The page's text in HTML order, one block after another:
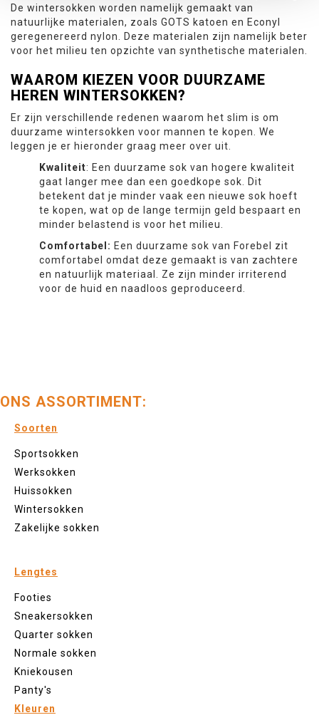
De wintersokken worden namelijk gemaakt van
natuurlijke materialen, zoals GOTS katoen en Econyl
geregenereerd nylon. Deze materialen zijn namelijk beter
voor het milieu ten opzichte van synthetische materialen.
WAAROM KIEZEN VOOR DUURZAME
HEREN WINTERSOKKEN?
Er zijn verschillende redenen waarom het slim is om
duurzame wintersokken voor mannen te kopen. We
leggen je er hieronder graag meer over uit.
Kwaliteit: Een duurzame sok van hogere kwaliteit
gaat langer mee dan een goedkope sok. Dit
betekent dat je minder vaak een nieuwe sok hoeft
te kopen, wat op de lange termijn geld bespaart en
minder belastend is voor het milieu.
Comfortabel: Een duurzame sok van Forebel zit
comfortabel omdat deze gemaakt is van zachtere
en natuurlijk materiaal. Ze zijn minder irriterend
voor de huid en naadloos geproduceerd.
ONS ASSORTIMENT:
Soorten
Sportsokken
Werksokken
Huissokken
Wintersokken
Zakelijke sokken
Lengtes
Footies
Sneakersokken
Quarter sokken
Normale sokken
Kniekousen
Panty's
Kleuren